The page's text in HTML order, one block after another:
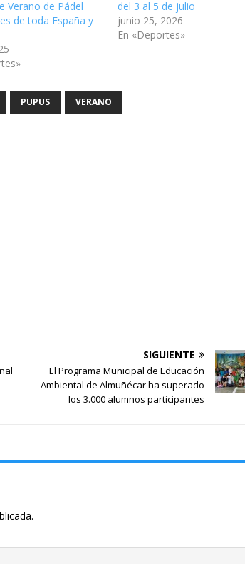
Verano de Pádel
de toda España y
del 3 al 5 de julio
junio 25, 2026
En «Deportes»
PUPUS VERANO
SIGUIENTE
El Programa Municipal de Educación
Ambiental de Almuñécar ha superado
los 3.000 alumnos participantes